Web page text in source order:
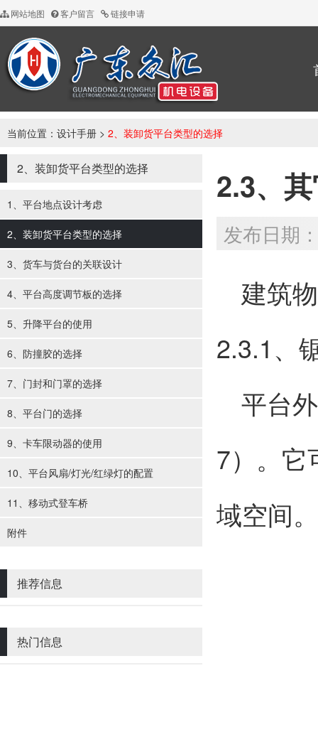
网站地图 客户留言 链接申请
当前位置： 设计手册 > 2、装卸货平台类型的选择
2、装卸货平台类型的选择
1、平台地点设计考虑
2、装卸货平台类型的选择
3、货车与货台的关联设计
4、平台高度调节板的选择
5、升降平台的使用
6、防撞胶的选择
7、门封和门罩的选择
8、平台门的选择
9、卡车限动器的使用
10、平台风扇/灯光/红绿灯的配置
11、移动式登车桥
附件
推荐信息
热门信息
2.3、
发布日期
建筑
2.3.1、
平台
7）。
域空间。